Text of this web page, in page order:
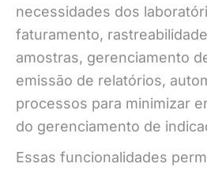
necessidades dos
faturamento,
amostras, gerenciamento
emissão de relatórios,
processos para minimizar
do gerenciamento de
Essas funcionalidades